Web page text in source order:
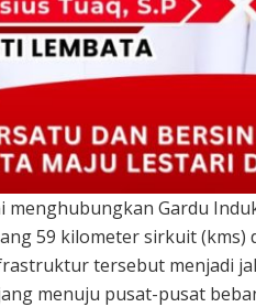
menghubungkan Gardu
59 kilometer sirkuit
tersebut menjadi
menuju pusat-pusat